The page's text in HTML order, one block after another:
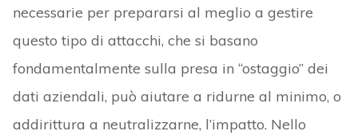
necessarie per prepararsi al meglio a gestire
questo tipo di attacchi, che si basano
fondamentalmente sulla presa in “ostaggio” dei
dati aziendali, può aiutare a ridurne al minimo, o
addirittura a neutralizzarne, l’impatto. Nello